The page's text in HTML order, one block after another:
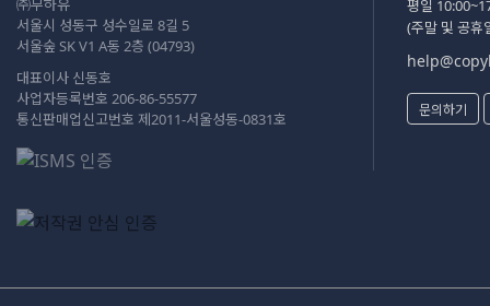
㈜무하유
서울시 성동구 성수일로 8길 5
서울숲 SK V1 A동 2층 (04793)
대표이사 신동호
사업자등록번호 206-86-55577
통신판매업신고번호 제2011-서울성동-0831호
평일
(주말 및 공휴
문의하기